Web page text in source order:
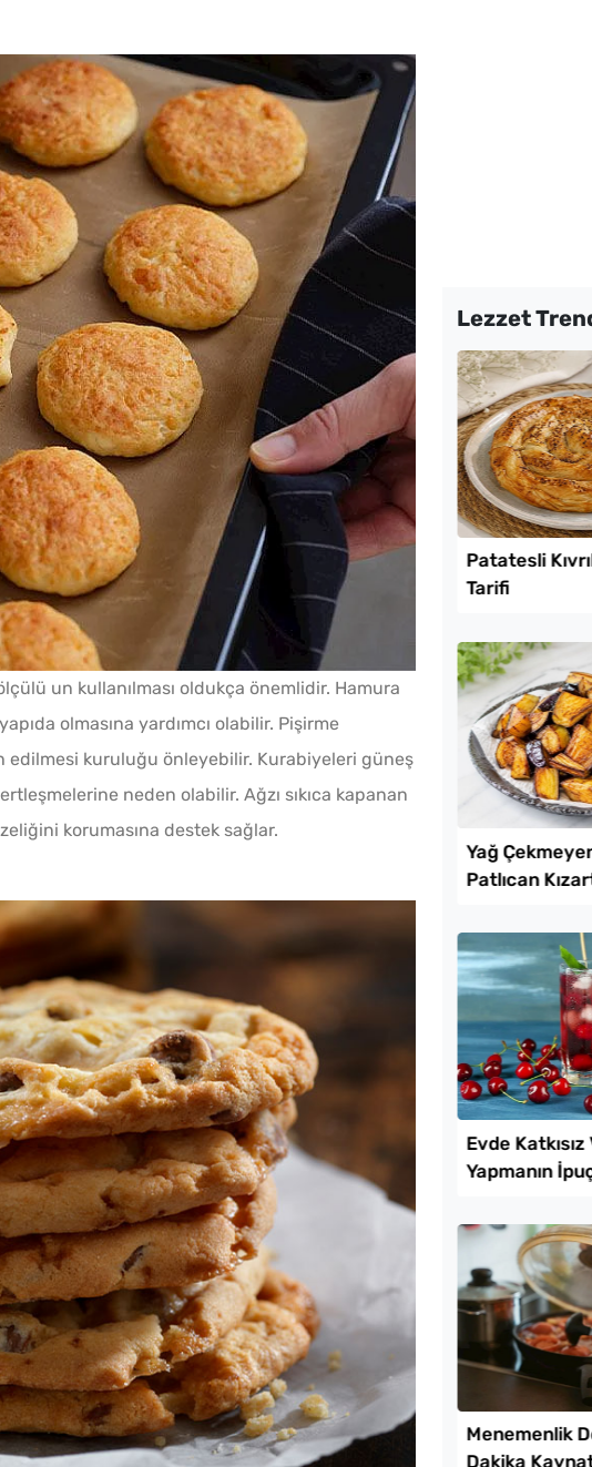
Pratik
Tarifi
Patatesli Kıvrık Börek
Yağ Çekmeyen Çıtır
Patlıcan Kızartması Tarifi
un kullanılması oldukça önemlidir. Hamura
olmasına yardımcı olabilir. Pişirme
edilmesi kuruluğu önleyebilir. Kurabiyeleri güneş
neden olabilir. Ağzı sıkıca kapanan
korumasına destek sağlar.